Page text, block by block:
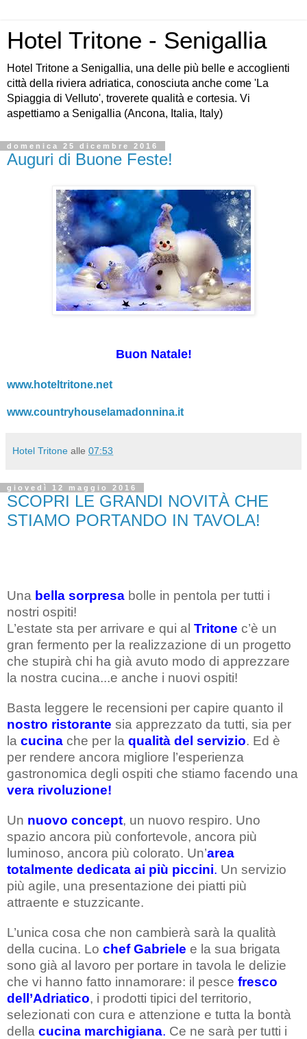
Hotel Tritone - Senigallia
Hotel Tritone a Senigallia, una delle più belle e accoglienti
città della riviera adriatica, conosciuta anche come 'La
Spiaggia di Velluto', troverete qualità e cortesia. Vi
aspettiamo a Senigallia (Ancona, Italia, Italy)
domenica 25 dicembre 2016
Auguri di Buone Feste!
Buon Natale!
www.hoteltritone.net
www.countryhouselamadonnina.it
Hotel Tritone alle 07:53
giovedì 12 maggio 2016
SCOPRI LE GRANDI NOVITÀ CHE
STIAMO PORTANDO IN TAVOLA!
Una bella sorpresa bolle in pentola per tutti i
nostri ospiti!
L’estate sta per arrivare e qui al Tritone c’è un
gran fermento per la realizzazione di un progetto
che stupirà chi ha già avuto modo di apprezzare
la nostra cucina...e anche i nuovi ospiti!
Basta leggere le recensioni per capire quanto il
nostro ristorante sia apprezzato da tutti, sia per
la cucina che per la qualità del servizio. Ed è
per rendere ancora migliore l’esperienza
gastronomica degli ospiti che stiamo facendo una
vera rivoluzione!
Un nuovo concept, un nuovo respiro. Uno
spazio ancora più confortevole, ancora più
luminoso, ancora più colorato. Un’area
totalmente dedicata ai più piccini. Un servizio
più agile, una presentazione dei piatti più
attraente e stuzzicante.
L’unica cosa che non cambierà sarà la qualità
della cucina. Lo chef Gabriele e la sua brigata
sono già al lavoro per portare in tavola le delizie
che vi hanno fatto innamorare: il pesce fresco
dell’Adriatico, i prodotti tipici del territorio,
selezionati con cura e attenzione e tutta la bontà
della cucina marchigiana. Ce ne sarà per tutti i